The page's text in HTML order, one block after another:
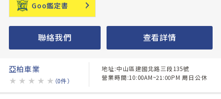
Goo鑑定書
聯絡我們 查看詳情
亞柏車業
★ ★ ★ ★ ★ （0件）
地址:中山區建國北路三段135號
營業時間:10:00AM~21:00PM 周日公休